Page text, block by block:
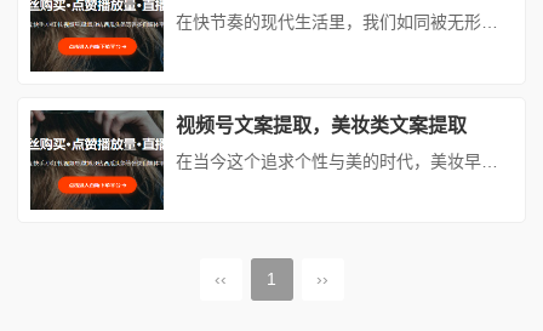
在快节奏的现代生活里，我们如同被无形的丝线牵引着的木偶，在忙碌与喧嚣中不停奔波。工作的压力如影随形，生活的琐碎让人疲惫不堪，我们在钢筋水泥的丛林中迷失了自我，心灵也渐渐蒙上了尘埃。然而，生活不该只是眼前的苟且，还有诗和远方，我们应当学会停下匆忙的脚步，用心去感受生活的美好，让心灵在时光中绽放光芒。## 接纳不完美，是心灵的解脱我们生活在一个追求完美的时代，社交媒体上充斥着他人光鲜亮丽的...
视频号文案提取，美妆类文案提取
‹‹ 1 ››